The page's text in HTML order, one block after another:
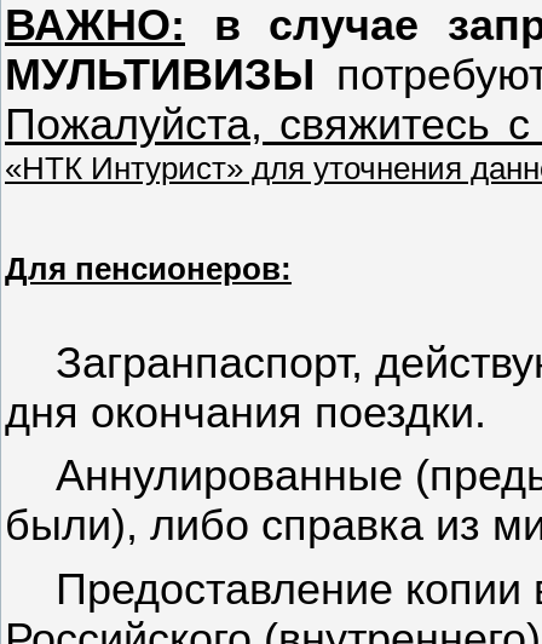
ВАЖНО: в случае
МУЛЬТИВИЗЫ
Пожалуйста, свяжитесь
«НТК Интурист» для уточнения
Для пенсионеров:
Загранпаспорт,
дня окончания поездки.
Аннулированные
были), либо справка из
Предоставление копии